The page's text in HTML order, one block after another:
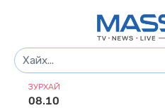
ЗУРХАЙ
08.10